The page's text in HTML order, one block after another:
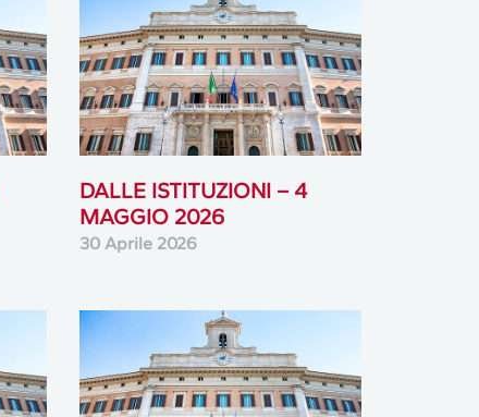
DALLE ISTITUZIONI – 4
MAGGIO 2026
30 Aprile 2026